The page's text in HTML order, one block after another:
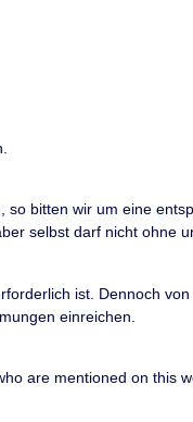
so bitten wir um eine
selbst darf nicht ohne
ist. Dennoch
einreichen.
are mentioned on this